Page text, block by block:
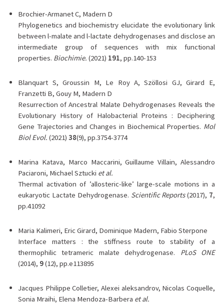
Brochier-Armanet C, Madern D
Phylogenetics and biochemistry elucidate the evolutionary link
between l-malate and l-lactate dehydrogenases and disclose an
intermediate group of sequences with mix functional
properties. Biochimie. (2021) 191, pp.140-153
Blanquart S, Groussin M, Le Roy A, Szöllosi GJ, Girard E,
Franzetti B, Gouy M, Madern D
Resurrection of Ancestral Malate Dehydrogenases Reveals the
Evolutionary History of Halobacterial Proteins : Deciphering
Gene Trajectories and Changes in Biochemical Properties. Mol
Biol Evol. (2021)38(9), pp.3754-3774
Marina Katava, Marco Maccarini, Guillaume Villain, Alessandro
Paciaroni, Michael Sztucki et al.
Thermal activation of ’allosteric-like’ large-scale motions in a
eukaryotic Lactate Dehydrogenase. Scientific Reports(2017), 7,
pp.41092
Maria Kalimeri, Eric Girard, Dominique Madern, Fabio Sterpone
Interface matters : the stiffness route to stability of a
thermophilic tetrameric malate dehydrogenase. PLoS ONE
(2014), 9(12), pp.e113895
Jacques Philippe Colletier, Alexei aleksandrov, Nicolas Coquelle,
Sonia Mraihi, Elena Mendoza-Barbera et al.